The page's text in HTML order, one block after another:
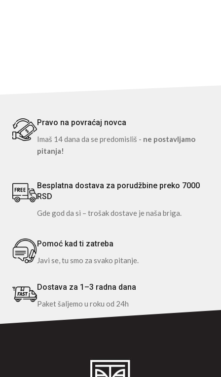
Pravo na povraćaj novca
Imaš 14 dana da se predomisliš - ne postavljamo
pitanja!
Besplatna dostava za porudžbine preko 7000
RSD
Gde god da si – trošak dostave je naša briga.
Pomoć kad ti zatreba
Javi se, tu smo za svako pitanje.
Dostava za 1–3 radna dana
Paket šaljemo u roku od 24h